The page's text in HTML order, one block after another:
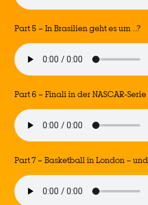
Part 5 – In Brasilien geht es um …?
Part 6 – Finali in der NASCAR-
Part 7 – Basketball in London –